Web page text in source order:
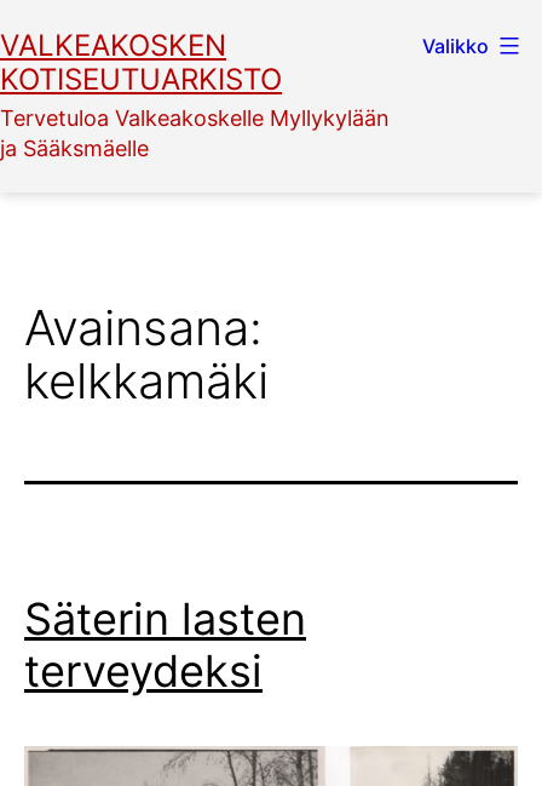
sisältöön
VALKEAKOSKEN
KOTISEUTUARKISTO
Tervetuloa Valkeakoskelle Myllykylään
ja Sääksmäelle
Valikko
Avainsana:
kelkkamäki
Säterin lasten
terveydeksi